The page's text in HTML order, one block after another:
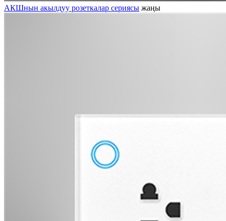
АКШнын акылдуу розеткалар сериясы жаңы